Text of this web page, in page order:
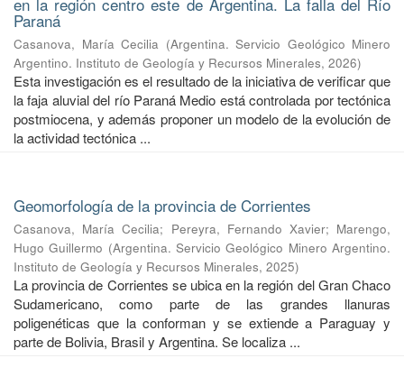
Paraná
Casanova, María Cecilia (Argentina. Servicio Geológico Minero
Argentino. Instituto de Geología y Recursos Minerales, 2026)
Esta investigación es el resultado de la iniciativa de verificar que
la faja aluvial del río Paraná Medio está controlada por tectónica
postmiocena, y además proponer un modelo de la evolución de
la actividad tectónica ...
Geomorfología de la provincia de Corrientes
Casanova, María Cecilia; Pereyra, Fernando Xavier; Marengo,
Hugo Guillermo (Argentina. Servicio Geológico Minero Argentino.
Instituto de Geología y Recursos Minerales, 2025)
La provincia de Corrientes se ubica en la región del Gran Chaco
Sudamericano, como parte de las grandes llanuras
poligenéticas que la conforman y se extiende a Paraguay y
parte de Bolivia, Brasil y Argentina. Se localiza ...